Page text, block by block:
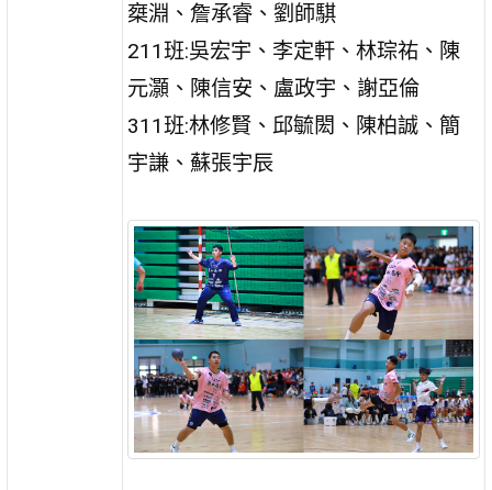
椉淵、詹承睿、劉師騏
211班:吳宏宇、李定軒、林琮祐、陳
元灝、陳信安、盧政宇、謝亞倫
311班:林修賢、邱毓閎、陳柏誠、簡
宇謙、蘇張宇辰